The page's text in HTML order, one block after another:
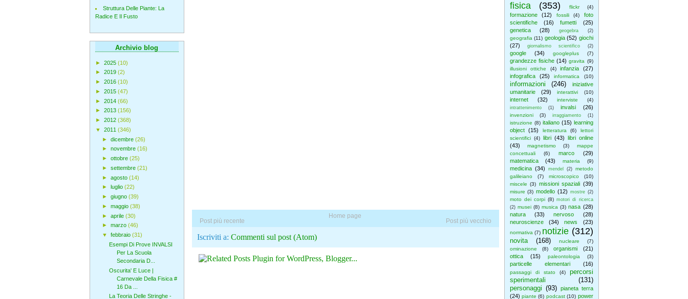
fisica (353) flickr (4)
formazione (12) fossili (4)
foto
scientifiche
(16) fumetti
(25)
genetica
(28) geogebra (2)
geografia (11) geologia (52) giochi
(27)
giornalismo scientifico (2)
google (34) googleplus (7)
grandezze fisiche (14) gravita (9)
illusioni ottiche
(4) infanzia
(27)
infografica
(25) informatica (10)
informazioni (246)
iniziative
umanitarie
(29) interattivi (10)
internet (32) interviste (4)
intrattenimento (1) invalsi (26)
invenzioni (3) irraggiamento (1)
istruzione (8) italiano (15) learning
object
(15) letteratura (6)
lettori
scientifici (4) libri (43) libri online
(43)
magnetismo (3)
mappe
concettuali
(6) marco
(29)
matematica
(43) materia (9)
medicina (34) mendel (2)
metodo
galileiano
(7) microscopico
(10)
miscele (3) missioni spaziali (39)
misure (3) modello (12) mostre (2)
moto dei corpi (8) motori di ricerca
(2) musei (8) musica (3) nasa (28)
natura
(33) nervoso
(28)
neuroscienze
(34) news (23)
normativa (7) notizie (312)
novita (168) nucleare
(7)
ominazione
(8) organismi
(21)
ottica
(15) paleontologia (3)
particelle elementari (16)
passaggi di stato (4)
percorsi
sperimentali
(131)
personaggi (93)
pianeta terra
(24) piante (6) podcast (10) power
Post più recente Post più vecchio
Home page
Iscriviti a: Commenti sul post (Atom)
Struttura Delle Piante: La
Radice E Il Fusto
Archivio blog
► 2025 (10)
► 2019 (2)
► 2016 (10)
► 2015 (47)
► 2014 (66)
► 2013 (156)
► 2012 (368)
▼ 2011 (346)
► dicembre (26)
► novembre (16)
► ottobre (25)
► settembre (21)
► agosto (14)
►
luglio (22)
► giugno (39)
► maggio (38)
► aprile (30)
► marzo (46)
▼ febbraio (31)
Esempi Di Prove INVALSI
Per La Scuola
Secondaria D...
Oscurita' E Luce |
Carnevale Della Fisica #
16 Da ...
La Teoria Delle Stringhe -